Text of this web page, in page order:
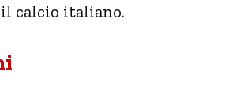
il calcio italiano.